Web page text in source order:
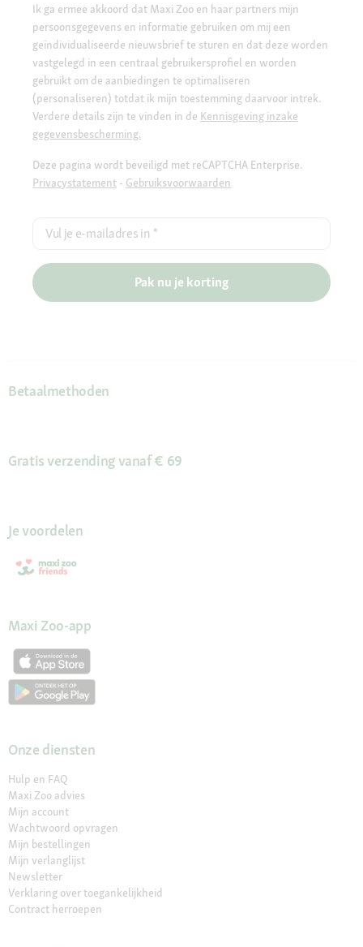
Ik ga ermee akkoord dat Maxi Zoo en haar partners mijn
persoonsgegevens en informatie gebruiken om mij een
geïndividualiseerde nieuwsbrief te sturen en dat deze worden
vastgelegd in een centraal gebruikersprofiel en worden
gebruikt om de aanbiedingen te optimaliseren
(personaliseren) totdat ik mijn toestemming daarvoor intrek.
Verdere details zijn te vinden in de Kennisgeving inzake
gegevensbescherming.
Deze pagina wordt beveiligd met reCAPTCHA Enterprise.
Privacystatement - Gebruiksvoorwaarden
Vul je e-mailadres in *
Pak nu je korting
Betaalmethoden
Gratis verzending vanaf € 69
Je voordelen
Maxi Zoo-app
Onze diensten
Hulp en FAQ
Maxi Zoo advies
Mijn account
Wachtwoord opvragen
Mijn bestellingen
Mijn verlanglijst
Newsletter
Verklaring over toegankelijkheid
Contract herroepen